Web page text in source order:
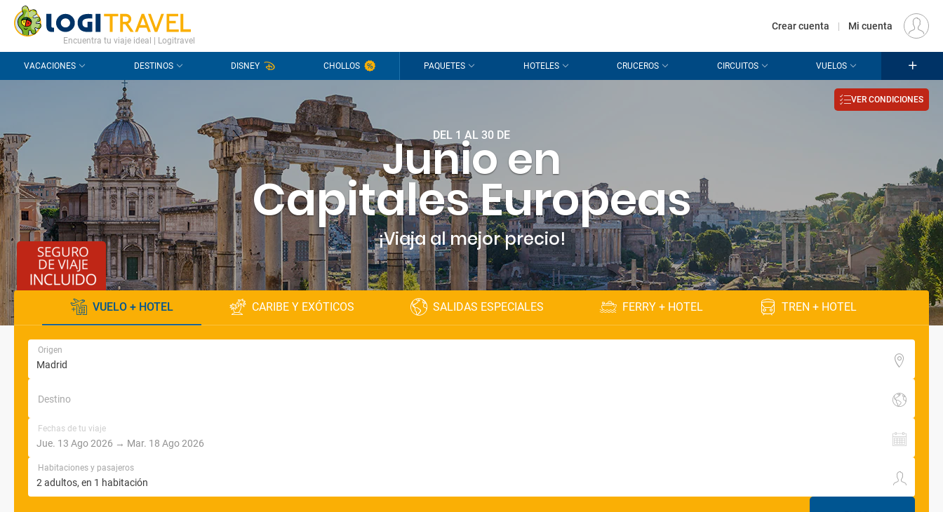
CONTACTO PREGUNTAS FRECUENTES EUR
Encuentra tu viaje ideal | Logitravel
Crear cuenta | Mi cuenta
VACACIONES DESTINOS DISNEY CHOLLOS PAQUETES HOTELES CRUCEROS CIRCUITOS VUELOS
DEL 1 AL 30 DE
Junio en
Capitales Europeas
¡Viaja al mejor precio!
VER CONDICIONES
VUELO + HOTEL CARIBE Y EXÓTICOS SALIDAS ESPECIALES FERRY + HOTEL TREN + HOTEL
Origen
Destino
Fechas de tu viaje
Habitaciones y pasajeros